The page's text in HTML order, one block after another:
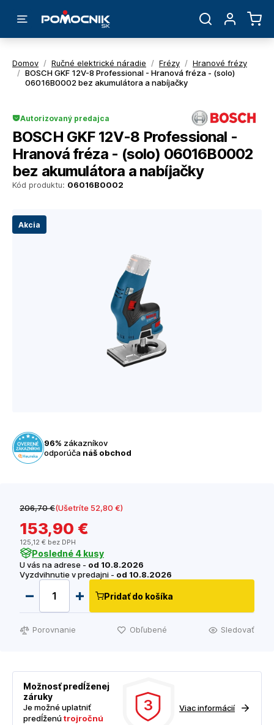
Domov / Ručné elektrické náradie / Frézy / Hranové frézy
/ BOSCH GKF 12V-8 Professional - Hranová fréza - (solo)
06016B0002 bez akumulátora a nabíjačky
Akcia
Kód produktu: 06016B0002
Autorizovaný predajca
BOSCH GKF 12V-8 Professional -
Hranová fréza - (solo) 06016B0002
bez akumulátora a nabíjačky
96% zákazníkov
odporúča náš obchod
206,70 €(Ušetríte 52,80 €)
153,90 €
125,12 € bez DPH
Posledné 4 kusy
U vás na adrese - od 10.8.2026
Vyzdvihnutie v predajni - od 10.8.2026
Pridať do košíka
Porovnanie Obľubené Sledovať
Možnosť predĺženej
záruky
Je možné uplatniť
predĺženútrojročnú
3 Viac informácií